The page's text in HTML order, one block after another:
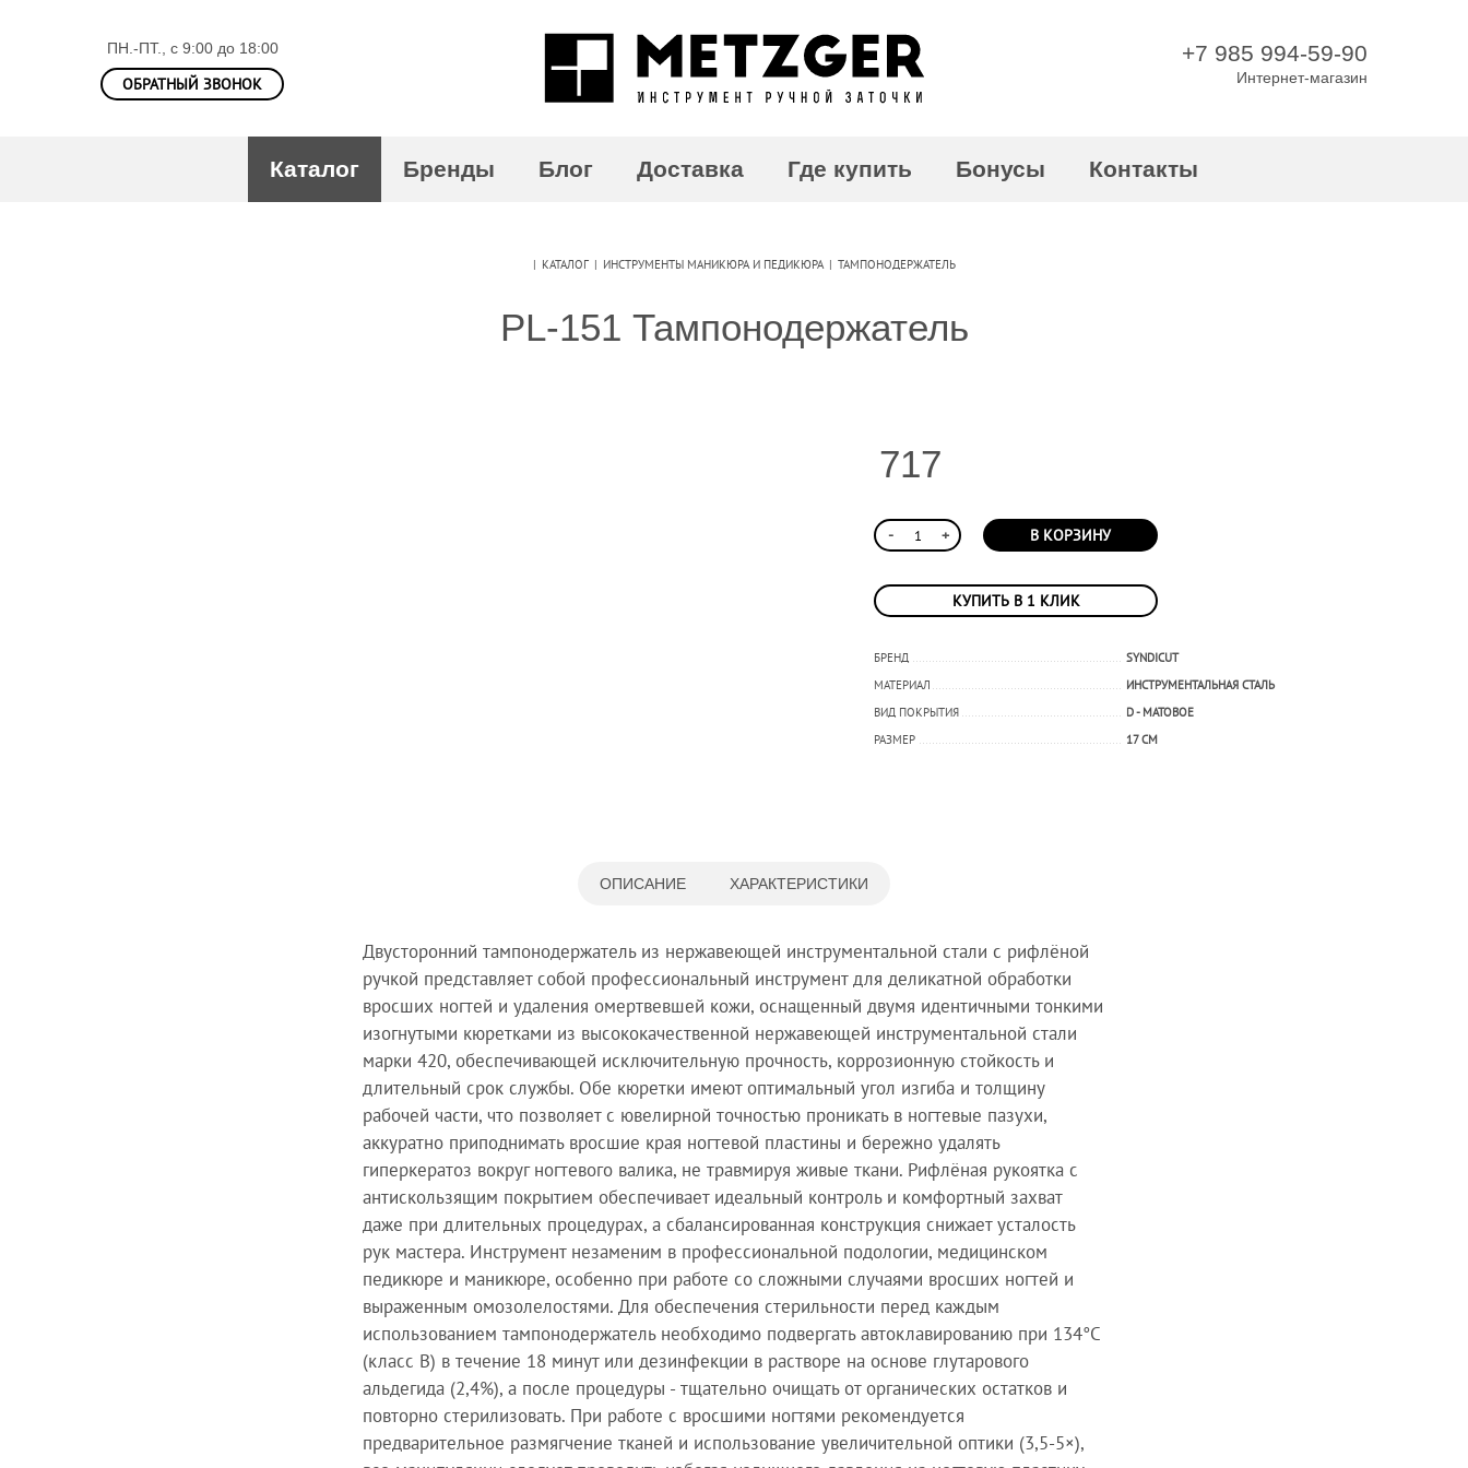
ПН.-ПТ., с 9:00 до 18:00
ОБРАТНЫЙ ЗВОНОК
+7 985 994-59-90
Интернет-магазин
Каталог Бренды Блог Доставка Где купить Бонусы Контакты
| КАТАЛОГ | ИНСТРУМЕНТЫ МАНИКЮРА И ПЕДИКЮРА | ТАМПОНОДЕРЖАТЕЛЬ
PL-151 Тампонодержатель
717
- + В КОРЗИНУ
КУПИТЬ В 1 КЛИК
БРЕНД
SYNDICUT
МАТЕРИАЛ
ИНСТРУМЕНТАЛЬНАЯ СТАЛЬ
ВИД ПОКРЫТИЯ
D - МАТОВОЕ
РАЗМЕР
17 СМ
ОПИСАНИЕ ХАРАКТЕРИСТИКИ
Двусторонний тампонодержатель из нержавеющей инструментальной стали с рифлёной
ручкой представляет собой профессиональный инструмент для деликатной обработки
вросших ногтей и удаления омертвевшей кожи, оснащенный двумя идентичными тонкими
изогнутыми кюретками из высококачественной нержавеющей инструментальной стали
марки 420, обеспечивающей исключительную прочность, коррозионную стойкость и
длительный срок службы. Обе кюретки имеют оптимальный угол изгиба и толщину
рабочей части, что позволяет с ювелирной точностью проникать в ногтевые пазухи,
аккуратно приподнимать вросшие края ногтевой пластины и бережно удалять
гиперкератоз вокруг ногтевого валика, не травмируя живые ткани. Рифлёная рукоятка с
антискользящим покрытием обеспечивает идеальный контроль и комфортный захват
даже при длительных процедурах, а сбалансированная конструкция снижает усталость
рук мастера. Инструмент незаменим в профессиональной подологии, медицинском
педикюре и маникюре, особенно при работе со сложными случаями вросших ногтей и
выраженным омозолелостями. Для обеспечения стерильности перед каждым
использованием тампонодержатель необходимо подвергать автоклавированию при 134°C
(класс B) в течение 18 минут или дезинфекции в растворе на основе глутарового
альдегида (2,4%), а после процедуры - тщательно очищать от органических остатков и
повторно стерилизовать. При работе с вросшими ногтями рекомендуется
предварительное размягчение тканей и использование увеличительной оптики (3,5-5×),